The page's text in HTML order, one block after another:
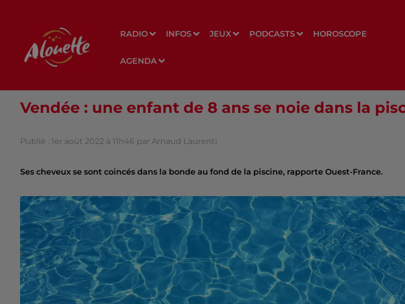
RADIO INFOS JEUX PODCASTS HOROSCOPE
AGENDA
Vendée : une enfant de 8 ans se noie dans la
Publié : 1er août 2022 à 11h46 par Arnaud Laurenti
Ses cheveux se sont coincés dans la bonde au fond de la piscine, rapporte Ouest-France.